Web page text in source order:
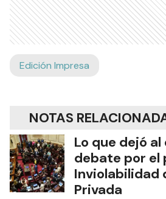
Edición Impresa
NOTAS
Lo que dejó
debate por el
Inviolabilidad
Privada